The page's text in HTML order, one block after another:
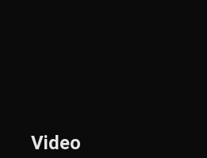
Video